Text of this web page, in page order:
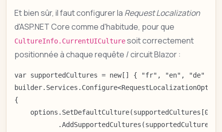
Et bien sûr, il faut configurer la Request Localization
d'ASP.NET Core comme d'habitude, pour que
CultureInfo.CurrentUICulturesoit correctement
positionnée à chaque requête / circuit Blazor :
var supportedCultures = new[] { "fr", "en", "de" };
{
    options.SetDefaultCulture(supportedCultures[0])
           .AddSupportedCultures(supportedCultures)